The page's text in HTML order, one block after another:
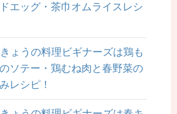
エッグ・茶巾オムライスレシ
ょうの料理ビギナーズは鶏も
ソテー・鶏むね肉と春野菜の
レシピ！